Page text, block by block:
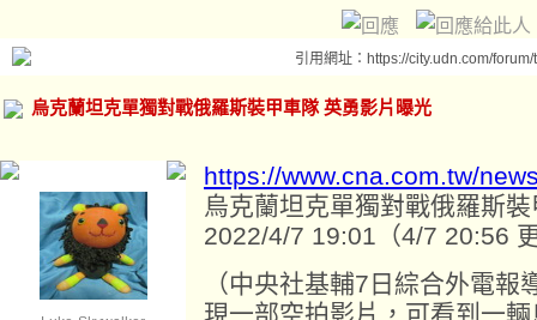
引用網址：https://city.udn.com/
烏克蘭坦克單獨對戰俄羅斯裝甲車隊 英勇影片曝光
https://www.cna.com.tw/
烏克蘭坦克單獨對戰俄羅斯
2022/4/7 19:01（4/7 20:56
（中央社基輔7日綜合外電
現一部空拍影片，可看到一